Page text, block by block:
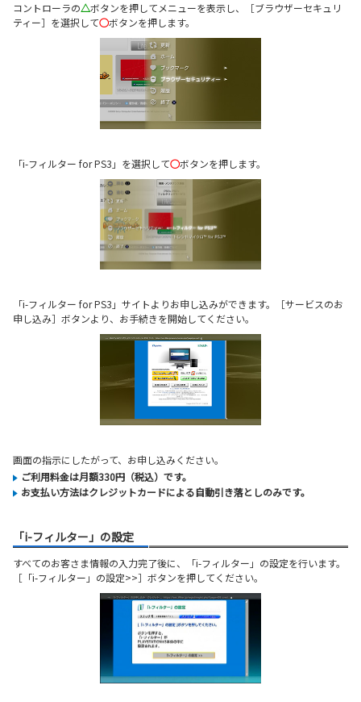
コントローラの△ボタンを押してメニューを表示し、［ブラウザーセキュリ
ティー］を選択して○ボタンを押します。
「i-フィルター for PS3」を選択して○ボタンを押します。
「i-フィルター for PS3」サイトよりお申し込みができます。［サービスのお
申し込み］ボタンより、お手続きを開始してください。
画面の指示にしたがって、お申し込みください。
ご利用料金は月額330円（税込）です。
お支払い方法はクレジットカードによる自動引き落としのみです。
「i-フィルター」の設定
すべてのお客さま情報の入力完了後に、「i-フィルター」の設定を行います。
［「i-フィルター」の設定>>］ボタンを押してください。